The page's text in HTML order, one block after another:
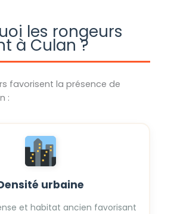
les rongeurs
à Culan ?
favorisent la présence de
:
urbaine
et habitat ancien favorisant